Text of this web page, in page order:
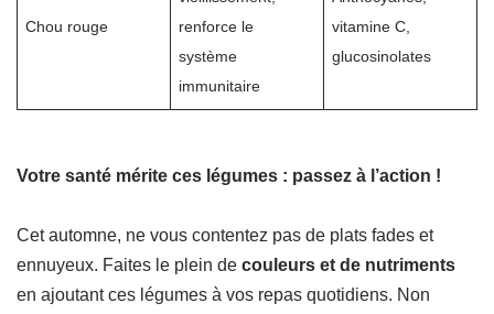
Chou rouge
renforce le
système
immunitaire
vitamine C,
glucosinolates
Votre santé mérite ces légumes : passez à l’action !
Cet automne, ne vous contentez pas de plats fades et
ennuyeux. Faites le plein de couleurs et de nutriments
en ajoutant ces légumes à vos repas quotidiens. Non